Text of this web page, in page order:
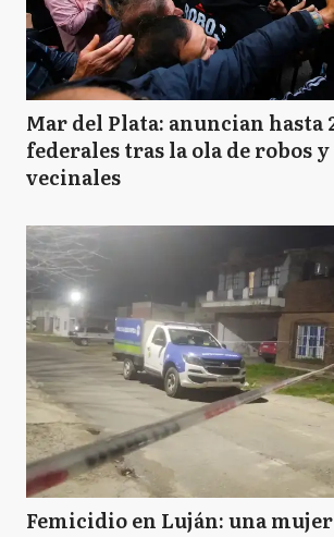
Mar del Plata: anuncian hasta
federales tras la ola de robos
vecinales
Femicidio en Luján: una